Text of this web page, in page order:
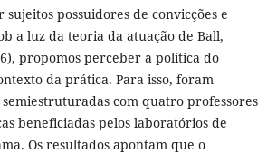
sujeitos possuidores de convicções e
a luz da teoria da atuação de Ball,
propomos perceber a política do
da prática. Para isso, foram
com quatro professores
beneficiadas pelos laboratórios de
Os resultados apontam que o